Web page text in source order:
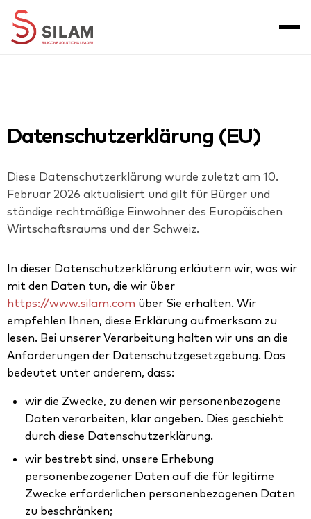
Datenschutzerklärung (EU)
Diese Datenschutzerklärung wurde zuletzt am 10.
Februar 2026 aktualisiert und gilt für Bürger und
ständige rechtmäßige Einwohner des Europäischen
Wirtschaftsraums und der Schweiz.
In dieser Datenschutzerklärung erläutern wir, was wir
mit den Daten tun, die wir über
https://www.silam.com über Sie erhalten. Wir
empfehlen Ihnen, diese Erklärung aufmerksam zu
lesen. Bei unserer Verarbeitung halten wir uns an die
Anforderungen der Datenschutzgesetzgebung. Das
bedeutet unter anderem, dass:
wir die Zwecke, zu denen wir personenbezogene
Daten verarbeiten, klar angeben. Dies geschieht
durch diese Datenschutzerklärung.
wir bestrebt sind, unsere Erhebung
personenbezogener Daten auf die für legitime
Zwecke erforderlichen personenbezogenen Daten
zu beschränken;